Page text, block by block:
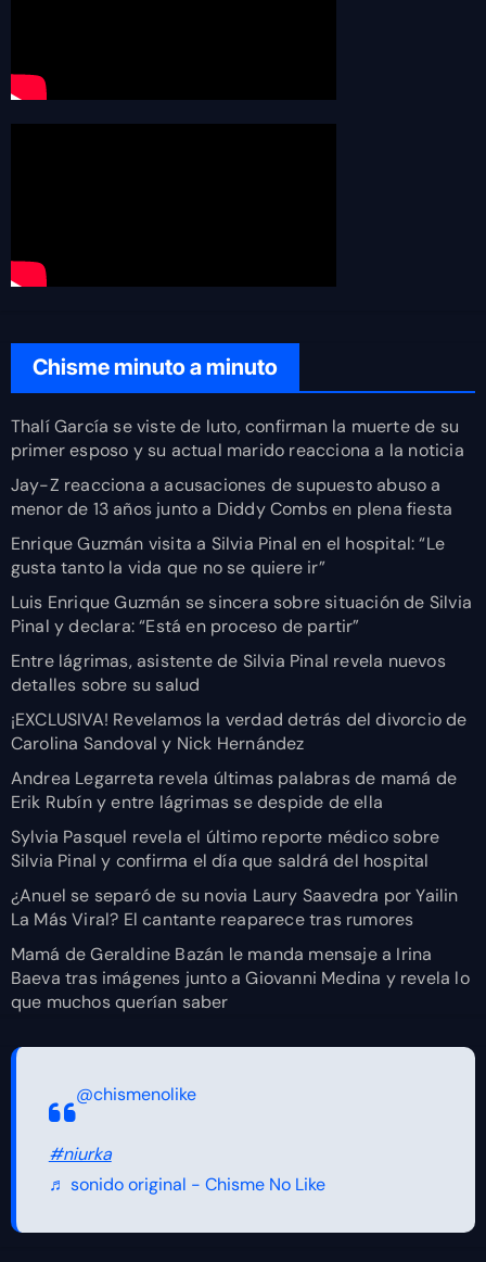
Chisme minuto a minuto
Thalí García se viste de luto, confirman la muerte de su
primer esposo y su actual marido reacciona a la noticia
Jay-Z reacciona a acusaciones de supuesto abuso a
menor de 13 años junto a Diddy Combs en plena fiesta
Enrique Guzmán visita a Silvia Pinal en el hospital: “Le
gusta tanto la vida que no se quiere ir”
Luis Enrique Guzmán se sincera sobre situación de Silvia
Pinal y declara: “Está en proceso de partir”
Entre lágrimas, asistente de Silvia Pinal revela nuevos
detalles sobre su salud
¡EXCLUSIVA! Revelamos la verdad detrás del divorcio de
Carolina Sandoval y Nick Hernández
Andrea Legarreta revela últimas palabras de mamá de
Erik Rubín y entre lágrimas se despide de ella
Sylvia Pasquel revela el último reporte médico sobre
Silvia Pinal y confirma el día que saldrá del hospital
¿Anuel se separó de su novia Laury Saavedra por Yailin
La Más Viral? El cantante reaparece tras rumores
Mamá de Geraldine Bazán le manda mensaje a Irina
Baeva tras imágenes junto a Giovanni Medina y revela lo
que muchos querían saber
@chismenolike
#niurka
♬ sonido original - Chisme No Like